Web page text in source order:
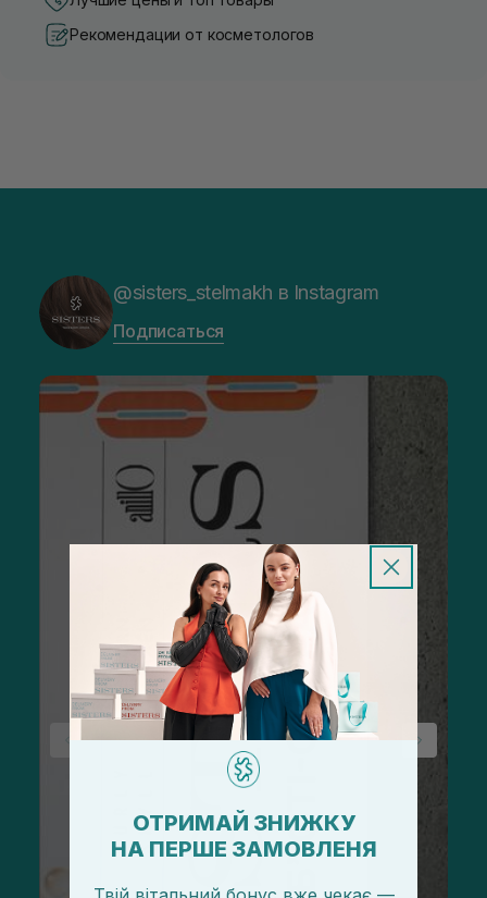
Рекомендации от косметологов
@sisters_stelmakh в Instagram
Подписаться
ОТРИМАЙ ЗНИЖКУ
НА ПЕРШЕ ЗАМОВЛЕНЯ